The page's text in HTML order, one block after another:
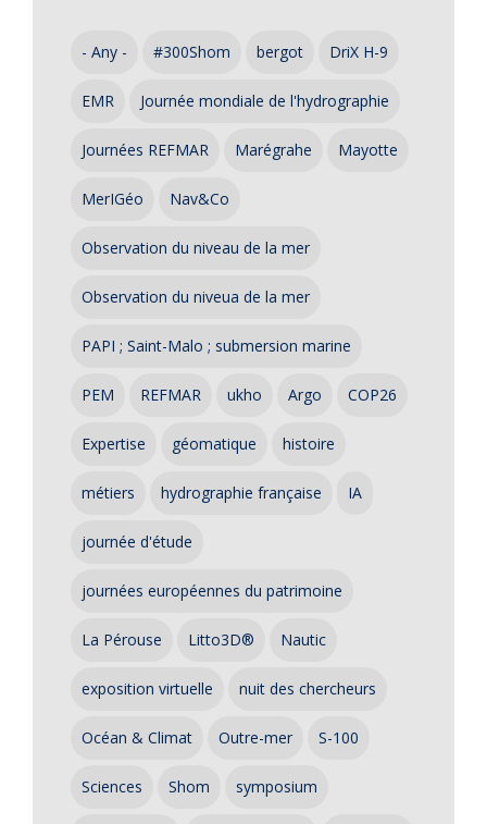
- Any - #300Shom bergot DriX H-9
EMR Journée mondiale de l'hydrographie
Journées REFMAR Marégrahe Mayotte
MerIGéo Nav&Co
Observation du niveau de la mer
Observation du niveua de la mer
PAPI ; Saint-Malo ; submersion marine
PEM REFMAR ukho Argo COP26
Expertise géomatique histoire
métiers hydrographie française IA
journée d'étude
journées européennes du patrimoine
La Pérouse Litto3D® Nautic
exposition virtuelle nuit des chercheurs
Océan & Climat Outre-mer S-100
Sciences Shom symposium